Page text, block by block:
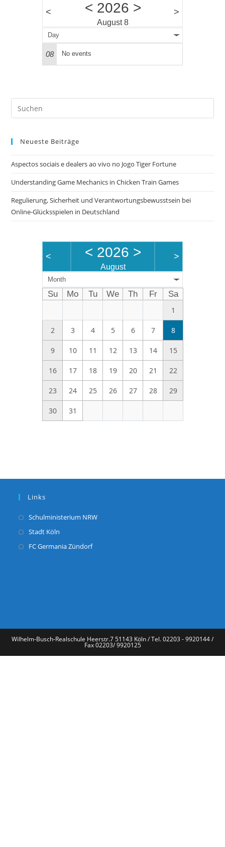
< < 2026 >
August 8
>
Day
08 No events
Neueste Beiträge
Aspectos sociais e dealers ao vivo no Jogo Tiger Fortune
Understanding Game Mechanics in Chicken Train Games
Regulierung, Sicherheit und Verantwortungsbewusstsein bei
Online-Glücksspielen in Deutschland
< < 2026 >
August
>
Month
Su Mo Tu We Th Fr
Sa
1
2 3 4 5 6 7 8
9 10 11 12 13 14 15
16 17 18 19 20 21 22
23 24 25 26 27 28 29
30 31
Links
Schulministerium NRWOpens
Stadt Köln
in
FC Germania ZündorfOpens
Wilhelm-Busch-Realschule Heerstr.7 51143 Köln / Tel. 02203 - 9920144 /
Fax 02203/ 9920125